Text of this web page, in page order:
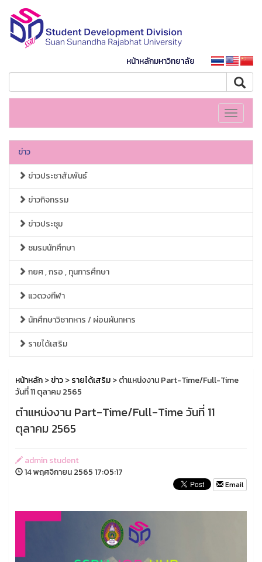
หน้าหลักมหาวิทยาลัย
Toggle
ข่าว
ข่าวประชาสัมพันธ์
ข่าวกิจกรรม
ข่าวประชุม
ชมรมนักศึกษา
กยศ , กรอ , ทุนการศึกษา
แวดวงกีฬา
นักศึกษาวิชาทหาร / ผ่อนผันทหาร
รายได้เสริม
หน้าหลัก>ข่าว>รายได้เสริม> ตำแหน่งงาน Part-Time/Full-Time
วันที่ 11 ตุลาคม 2565
ตำแหน่งงาน Part-Time/Full-Time วันที่ 11
ตุลาคม 2565
admin student
14 พฤศจิกายน 2565 17:05:17
Email